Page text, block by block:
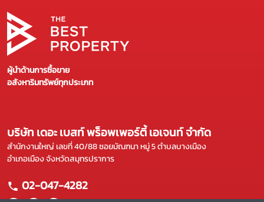
ผู้นำด้านการซื้อขาย
อสังหาริมทรัพย์ทุกประเภท
บริษัท เดอะ เบสท์ พร็อพเพอร์ตี้ เอเจนท์ จำกัด
สำนักงานใหญ่ เลขที่ 40/88 ซอยมัณฑนา หมู่ 5 ตำบลบางเมือง
อำเภอเมือง จังหวัดสมุทรปราการ
02-047-4282